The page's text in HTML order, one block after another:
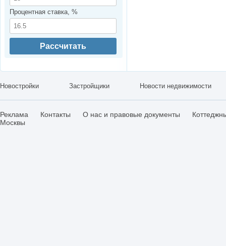
Процентная ставка, %
Рассчитать
Новостройки Застройщики Новости недвижимости
Реклама Контакты О нас и правовые документы
Москвы